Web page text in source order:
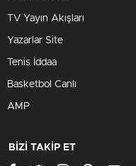
TV Yayın Akışları
Yazarlar Site
Tenis İddaa
Basketbol Canlı
AMP
BİZİ TAKİP ET